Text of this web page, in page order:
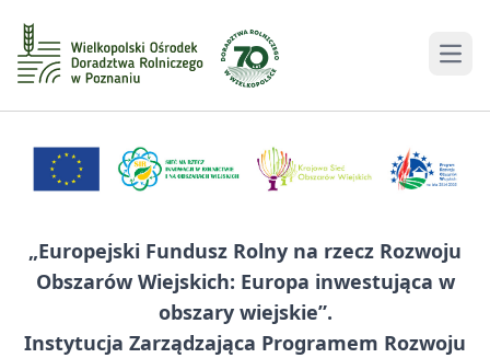
„Europejski Fundusz Rolny na rzecz Rozwoju
Obszarów Wiejskich: Europa inwestująca w
obszary wiejskie”.
Instytucja Zarządzająca Programem Rozwoju